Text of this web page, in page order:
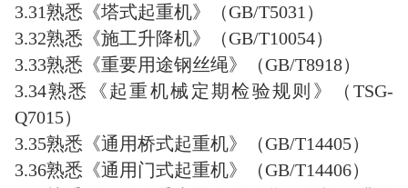
3.31熟悉《塔式起重机》（GB/T5031）
3.32熟悉《施工升降机》（GB/T10054）
3.33熟悉《重要用途钢丝绳》（GB/T8918）
3.34熟悉《起重机械定期检验规则》（TSG-
Q7015）
3.35熟悉《通用桥式起重机》（GB/T14405）
3.36熟悉《通用门式起重机》（GB/T14406）